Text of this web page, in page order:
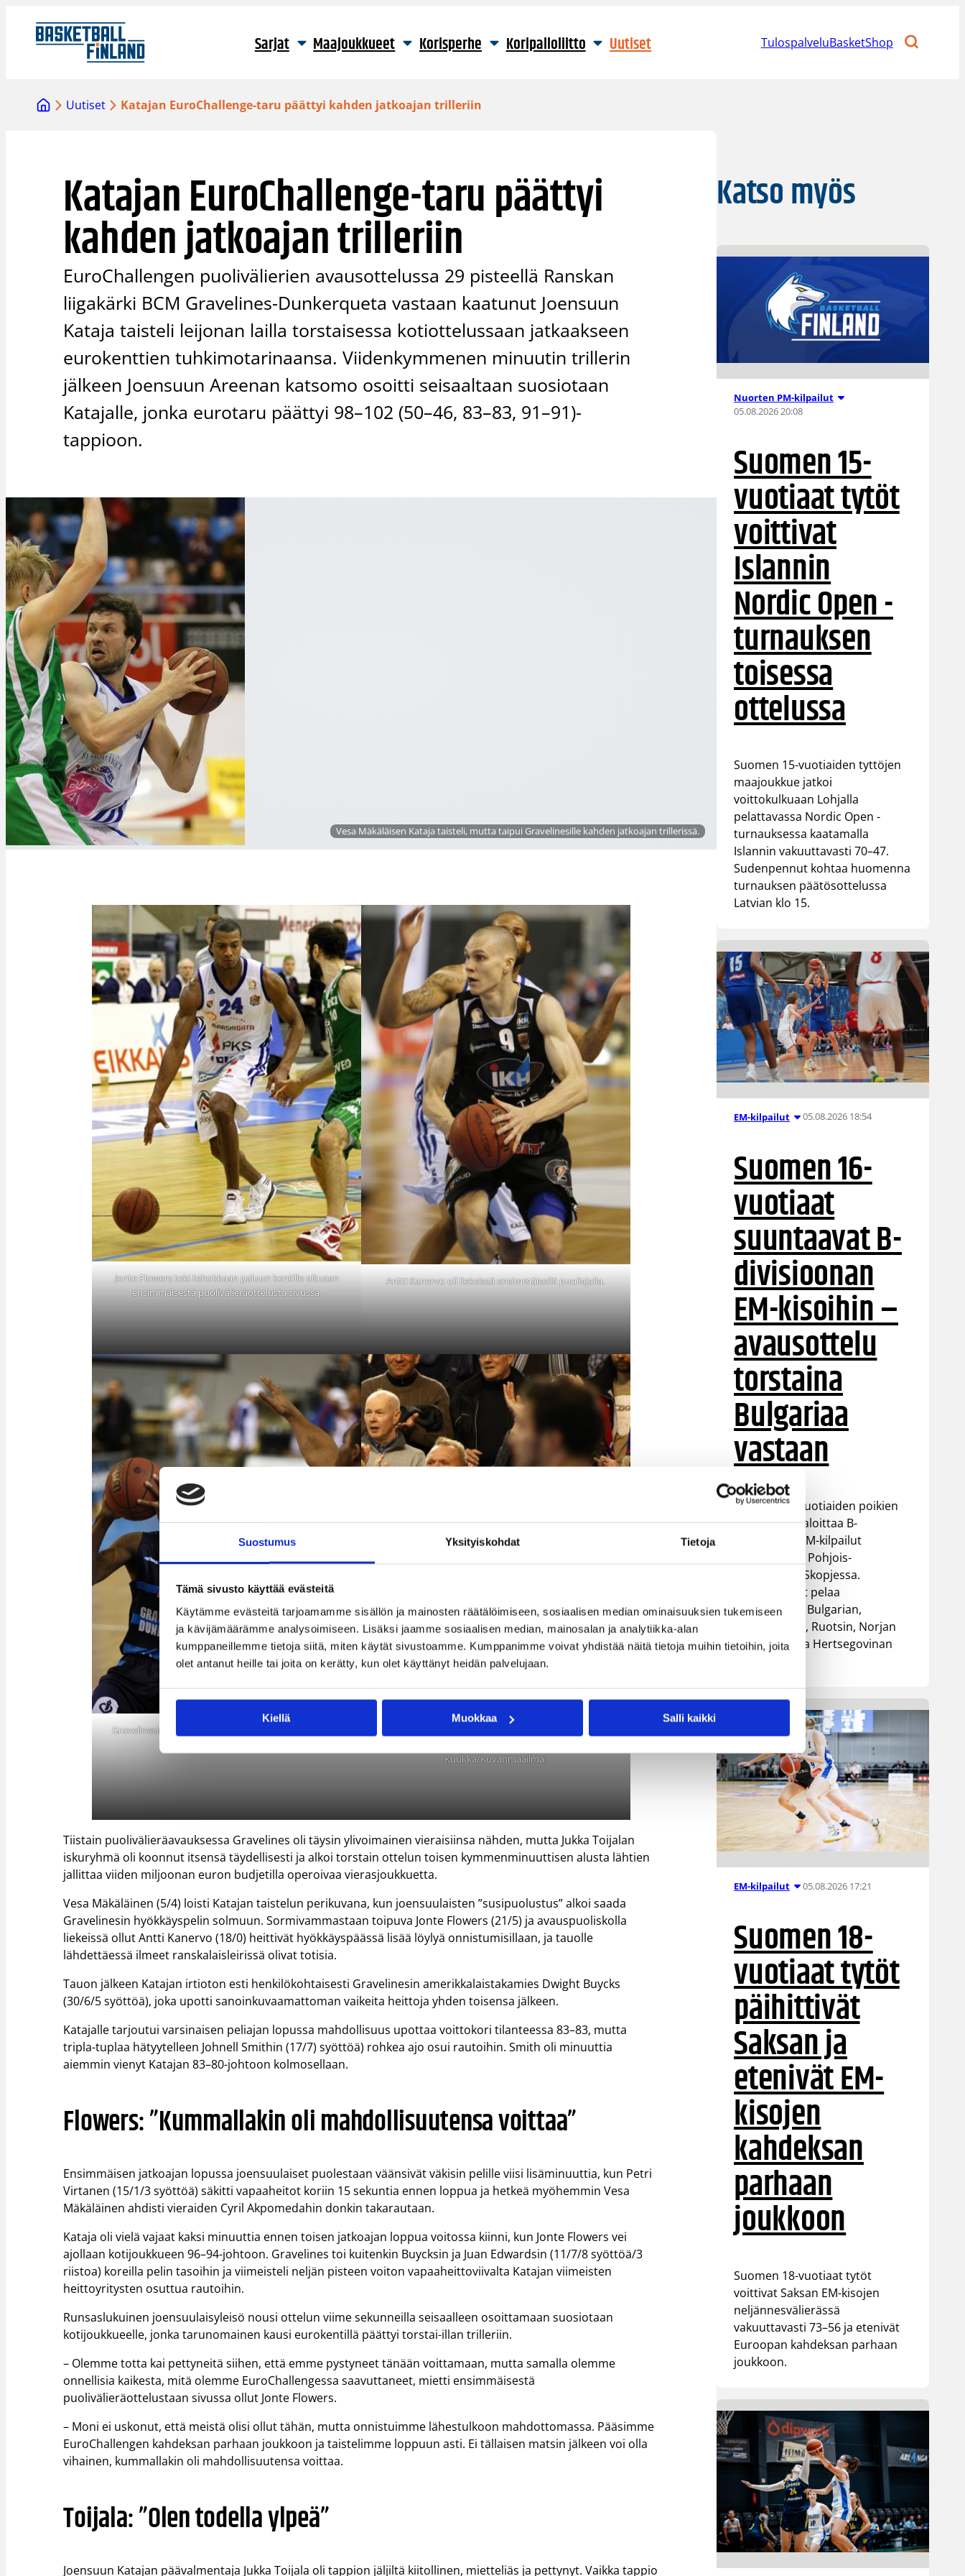
Suostumus Yksityiskohdat Tietoja
Tämä sivusto käyttää evästeitä
Käytämme evästeitä tarjoamamme sisällön ja mainosten räätälöimiseen, sosiaalisen median ominaisuuksien tukemiseen
ja kävijämäärämme analysoimiseen. Lisäksi jaamme sosiaalisen median, mainosalan ja analytiikka-alan
kumppaneillemme tietoja siitä, miten käytät sivustoamme. Kumppanimme voivat yhdistää näitä tietoja muihin tietoihin, joita
olet antanut heille tai joita on kerätty, kun olet käyttänyt heidän palvelujaan.
Kiellä Muokkaa Salli kaikki
sisältöön
Sarjat Maajoukkueet Korisperhe Koripalloliitto Uutiset TulospalveluBasketShop
Uutiset Katajan EuroChallenge-taru päättyi kahden jatkoajan trilleriin
Katajan EuroChallenge-taru päättyi
kahden jatkoajan trilleriin
EuroChallengen puolivälierien avausottelussa 29 pisteellä Ranskan
liigakärki BCM Gravelines-Dunkerqueta vastaan kaatunut Joensuun
Kataja taisteli leijonan lailla torstaisessa kotiottelussaan jatkaakseen
eurokenttien tuhkimotarinaansa. Viidenkymmenen minuutin trillerin
jälkeen Joensuun Areenan katsomo osoitti seisaaltaan suosiotaan
Katajalle, jonka eurotaru päättyi 98–102 (50–46, 83–83, 91–91)-
tappioon.
Vesa Mäkäläisen Kataja taisteli, mutta taipui Gravelinesille kahden jatkoajan trillerissä.
Jonte Flowers teki tehokkaan paluun kentille oltuaan
ensimmäisestä puolivälieräottelusta sivussa.
Antti Kanervo oli liekeissä ensimmäisellä puoliajalla.
Gravelinesin voiton takuumies oli ilmiömäinen Dwight
Kuukka/Kuvanmaailma.
Tiistain puolivälieräavauksessa Gravelines oli täysin ylivoimainen vieraisiinsa nähden, mutta Jukka Toijalan
iskuryhmä oli koonnut itsensä täydellisesti ja alkoi torstain ottelun toisen kymmenminuuttisen alusta lähtien
jallittaa viiden miljoonan euron budjetilla operoivaa vierasjoukkuetta.
Vesa Mäkäläinen (5/4) loisti Katajan taistelun perikuvana, kun joensuulaisten ”susipuolustus” alkoi saada
Gravelinesin hyökkäyspelin solmuun. Sormivammastaan toipuva Jonte Flowers (21/5) ja avauspuoliskolla
liekeissä ollut Antti Kanervo (18/0) heittivät hyökkäyspäässä lisää löylyä onnistumisillaan, ja tauolle
lähdettäessä ilmeet ranskalaisleirissä olivat totisia.
Tauon jälkeen Katajan irtioton esti henkilökohtaisesti Gravelinesin amerikkalaistakamies Dwight Buycks
(30/6/5 syöttöä), joka upotti sanoinkuvaamattoman vaikeita heittoja yhden toisensa jälkeen.
Katajalle tarjoutui varsinaisen peliajan lopussa mahdollisuus upottaa voittokori tilanteessa 83–83, mutta
tripla-tuplaa hätyytelleen Johnell Smithin (17/7) syöttöä) rohkea ajo osui rautoihin. Smith oli minuuttia
aiemmin vienyt Katajan 83–80-johtoon kolmosellaan.
Flowers: ”Kummallakin oli mahdollisuutensa voittaa”
Ensimmäisen jatkoajan lopussa joensuulaiset puolestaan väänsivät väkisin pelille viisi lisäminuuttia, kun Petri
Virtanen (15/1/3 syöttöä) säkitti vapaaheitot koriin 15 sekuntia ennen loppua ja hetkeä myöhemmin Vesa
Mäkäläinen ahdisti vieraiden Cyril Akpomedahin donkin takarautaan.
Kataja oli vielä vajaat kaksi minuuttia ennen toisen jatkoajan loppua voitossa kiinni, kun Jonte Flowers vei
ajollaan kotijoukkueen 96–94-johtoon. Gravelines toi kuitenkin Buycksin ja Juan Edwardsin (11/7/8 syöttöä/3
riistoa) koreilla pelin tasoihin ja viimeisteli neljän pisteen voiton vapaaheittoviivalta Katajan viimeisten
heittoyritysten osuttua rautoihin.
Runsaslukuinen joensuulaisyleisö nousi ottelun viime sekunneilla seisaalleen osoittamaan suosiotaan
kotijoukkueelle, jonka tarunomainen kausi eurokentillä päättyi torstai-illan trilleriin.
– Olemme totta kai pettyneitä siihen, että emme pystyneet tänään voittamaan, mutta samalla olemme
onnellisia kaikesta, mitä olemme EuroChallengessa saavuttaneet, mietti ensimmäisestä
puolivälieräottelustaan sivussa ollut Jonte Flowers.
– Moni ei uskonut, että meistä olisi ollut tähän, mutta onnistuimme lähestulkoon mahdottomassa. Pääsimme
EuroChallengen kahdeksan parhaan joukkoon ja taistelimme loppuun asti. Ei tällaisen matsin jälkeen voi olla
vihainen, kummallakin oli mahdollisuutensa voittaa.
Toijala: ”Olen todella ylpeä”
Joensuun Katajan päävalmentaja Jukka Toijala oli tappion jäljiltä kiitollinen, mietteliäs ja pettynyt. Vaikka tappio
Katso myös
Nuorten PM-kilpailut
05.08.2026 20:08
Suomen 15-
vuotiaat tytöt
voittivat
Islannin
Nordic Open -
turnauksen
toisessa
ottelussa
Suomen 15-vuotiaiden tyttöjen
maajoukkue jatkoi
voittokulkuaan Lohjalla
pelattavassa Nordic Open -
turnauksessa kaatamalla
Islannin vakuuttavasti 70–47.
Sudenpennut kohtaa huomenna
turnauksen päätösottelussa
Latvian klo 15.
EM-kilpailut 05.08.2026 18:54
Suomen 16-
vuotiaat
suuntaavat B-
divisioonan
EM-kisoihin –
avausottelu
torstaina
Bulgariaa
vastaan
Suomen 16-vuotiaiden poikien
maajoukkue aloittaa B-
divisioonan EM-kilpailut
torstaina 6.8. Pohjois-
Makedonian Skopjessa.
Sudenpennut pelaa
alkulohkossa Bulgarian,
Luxemburgin, Ruotsin, Norjan
sekä Bosnia ja Hertsegovinan
EM-kilpailut 05.08.2026 17:21
Suomen 18-
vuotiaat tytöt
päihittivät
Saksan ja
etenivät EM-
kisojen
kahdeksan
parhaan
joukkoon
Suomen 18-vuotiaat tytöt
voittivat Saksan EM-kisojen
neljännesvälierässä
vakuuttavasti 73–56 ja etenivät
Euroopan kahdeksan parhaan
joukkoon.